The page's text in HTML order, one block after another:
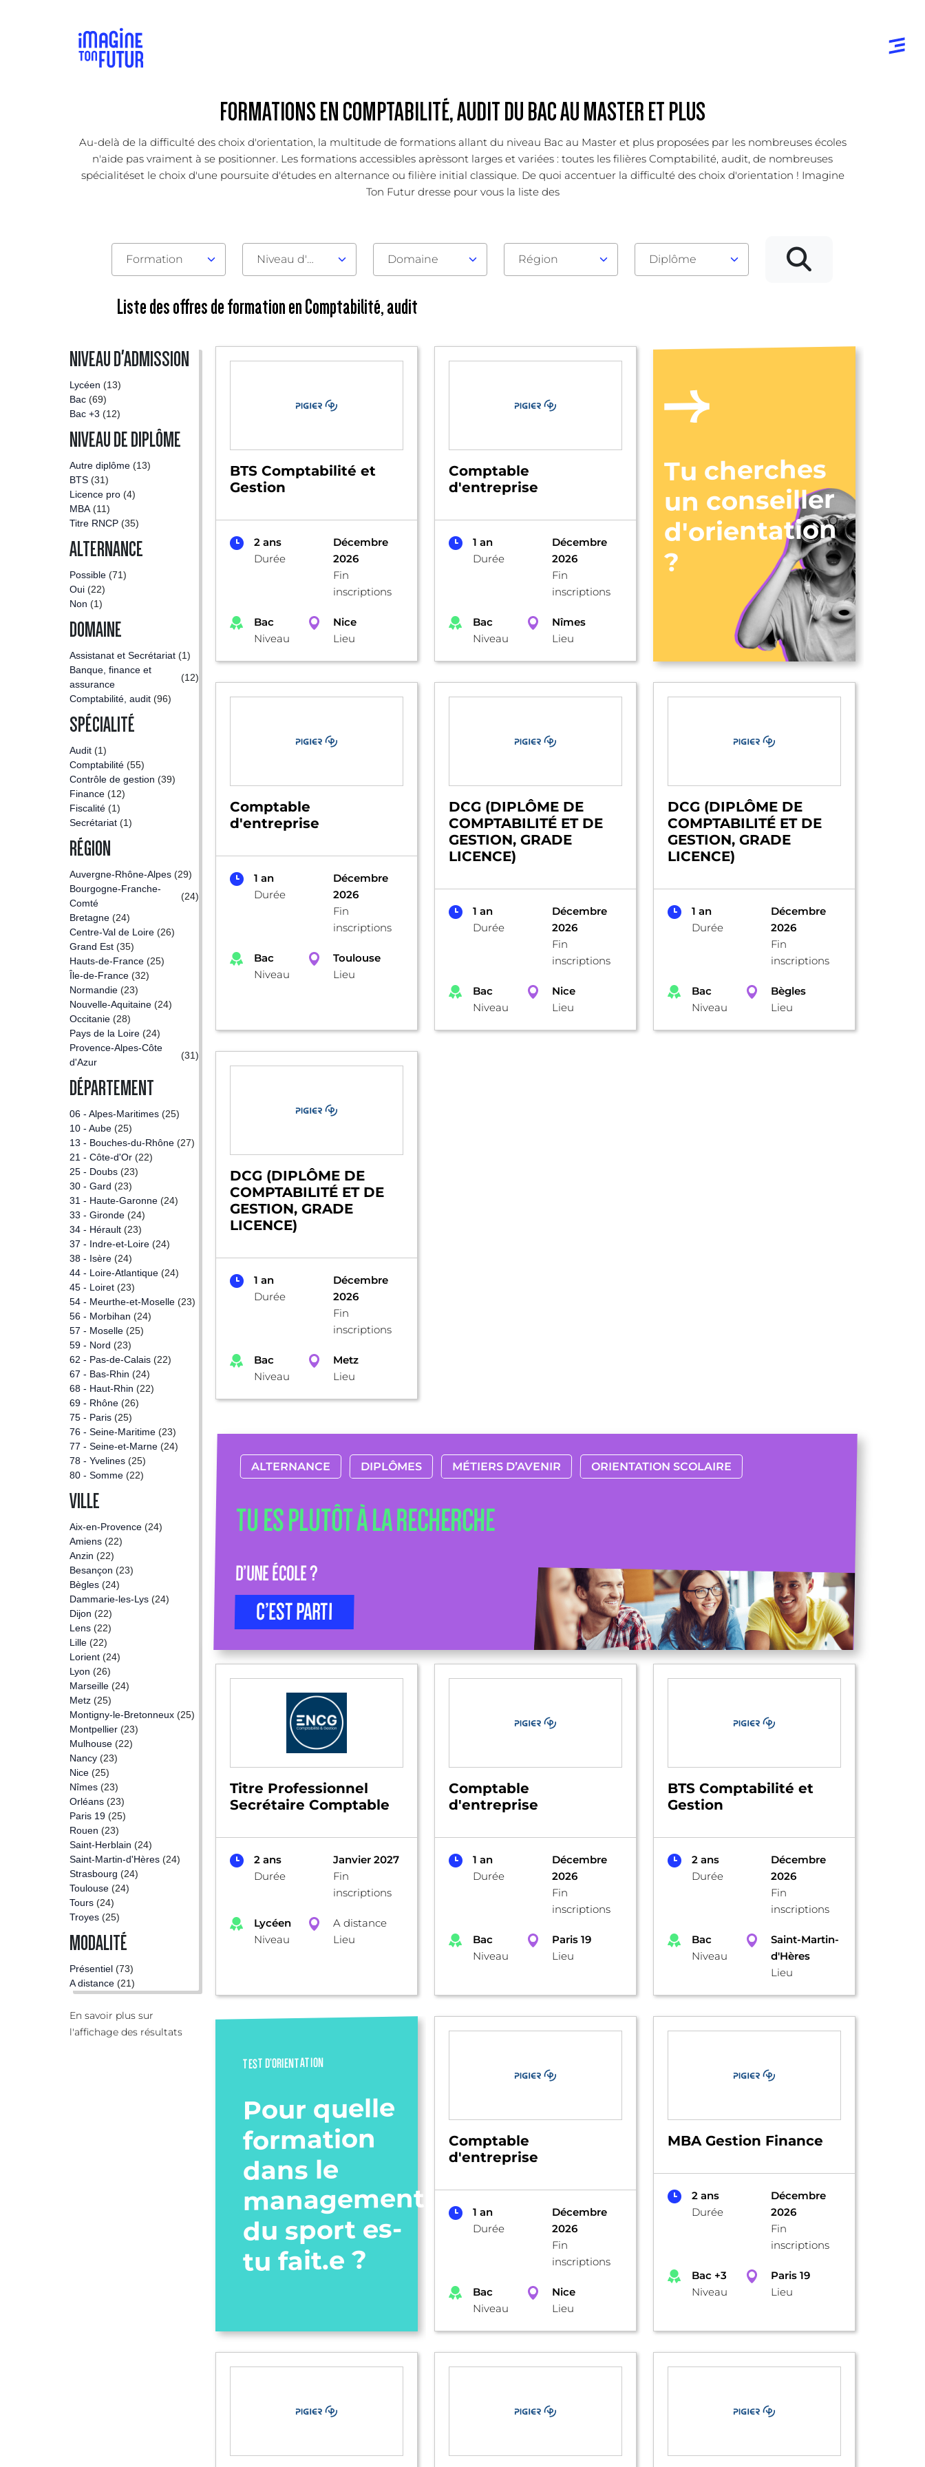
FORMATIONS EN COMPTABILITÉ, AUDIT DU BAC AU MASTER ET PLUS
Au-delà de la difficulté des choix d'orientation, la multitude de formations allant du niveau Bac au Master et plus proposées par les nombreuses écoles
n'aide pas vraiment à se positionner. Les formations accessibles aprèssont larges et variées : toutes les filières Comptabilité, audit, de nombreuses
spécialitéset le choix d'une poursuite d'études en alternance ou filière initial classique. De quoi accentuer la difficulté des choix d'orientation ! Imagine
Ton Futur dresse pour vous la liste des
Formation Niveau d'admission Domaine Région Diplôme
Liste des offres de formation en Comptabilité, audit
NIVEAU D'ADMISSION
Lycéen (13)
Bac (69)
Bac +3 (12)
NIVEAU DE DIPLÔME
Autre diplôme (13)
BTS (31)
Licence pro (4)
MBA (11)
Titre RNCP (35)
ALTERNANCE
Possible (71)
Oui (22)
Non (1)
DOMAINE
Assistanat et Secrétariat (1)
Banque, finance et
assurance
(12)
Comptabilité, audit (96)
SPÉCIALITÉ
Audit (1)
Comptabilité (55)
Contrôle de gestion (39)
Finance (12)
Fiscalité (1)
Secrétariat (1)
RÉGION
Auvergne-Rhône-Alpes (29)
Bourgogne-Franche-
Comté
(24)
Bretagne (24)
Centre-Val de Loire (26)
Grand Est (35)
Hauts-de-France (25)
Île-de-France (32)
Normandie (23)
Nouvelle-Aquitaine (24)
Occitanie (28)
Pays de la Loire (24)
Provence-Alpes-Côte
d'Azur
(31)
DÉPARTEMENT
06 - Alpes-Maritimes (25)
10 - Aube (25)
13 - Bouches-du-Rhône (27)
21 - Côte-d'Or (22)
25 - Doubs (23)
30 - Gard (23)
31 - Haute-Garonne (24)
33 - Gironde (24)
34 - Hérault (23)
37 - Indre-et-Loire (24)
38 - Isère (24)
44 - Loire-Atlantique (24)
45 - Loiret (23)
54 - Meurthe-et-Moselle (23)
56 - Morbihan (24)
57 - Moselle (25)
59 - Nord (23)
62 - Pas-de-Calais (22)
67 - Bas-Rhin (24)
68 - Haut-Rhin (22)
69 - Rhône (26)
75 - Paris (25)
76 - Seine-Maritime (23)
77 - Seine-et-Marne (24)
78 - Yvelines (25)
80 - Somme (22)
VILLE
Aix-en-Provence (24)
Amiens (22)
Anzin (22)
Besançon (23)
Bègles (24)
Dammarie-les-Lys (24)
Dijon (22)
Lens (22)
Lille (22)
Lorient (24)
Lyon (26)
Marseille (24)
Metz (25)
Montigny-le-Bretonneux (25)
Montpellier (23)
Mulhouse (22)
Nancy (23)
Nice (25)
Nîmes (23)
Orléans (23)
Paris 19 (25)
Rouen (23)
Saint-Herblain (24)
Saint-Martin-d'Hères (24)
Strasbourg (24)
Toulouse (24)
Tours (24)
Troyes (25)
MODALITÉ
Présentiel (73)
A distance (21)
En savoir plus sur
l'affichage des résultats
BTS Comptabilité et
Gestion
2 ans
Durée
Décembre
2026
Fin
inscriptions
Bac
Niveau
Nice
Lieu
Comptable
d'entreprise
1 an
Durée
Décembre
2026
Fin
inscriptions
Bac
Niveau
Nîmes
Lieu
Tu cherches
un conseiller
d'orientation
?
Comptable
d'entreprise
1 an
Durée
Décembre
2026
Fin
inscriptions
Bac
Niveau
Toulouse
Lieu
DCG (DIPLÔME DE
COMPTABILITÉ ET DE
GESTION, GRADE
LICENCE)
1 an
Durée
Décembre
2026
Fin
inscriptions
Bac
Niveau
Nice
Lieu
DCG (DIPLÔME DE
COMPTABILITÉ ET DE
GESTION, GRADE
LICENCE)
1 an
Durée
Décembre
2026
Fin
inscriptions
Bac
Niveau
Bègles
Lieu
DCG (DIPLÔME DE
COMPTABILITÉ ET DE
GESTION, GRADE
LICENCE)
1 an
Durée
Décembre
2026
Fin
inscriptions
Bac
Niveau
Metz
Lieu
ALTERNANCE DIPLÔMES MÉTIERS D’AVENIR ORIENTATION SCOLAIRE
TU ES PLUTÔT À LA RECHERCHE
D’UNE ÉCOLE ?
C’EST PARTI
Titre Professionnel
Secrétaire Comptable
2 ans
Durée
Janvier 2027
Fin
inscriptions
Lycéen
Niveau
A distance
Lieu
Comptable
d'entreprise
1 an
Durée
Décembre
2026
Fin
inscriptions
Bac
Niveau
Paris 19
Lieu
BTS Comptabilité et
Gestion
2 ans
Durée
Décembre
2026
Fin
inscriptions
Bac
Niveau
Saint-Martin-
d'Hères
Lieu
TEST D’ORIENTATION
Pour quelle
formation
dans le
management
du sport es-
tu fait.e ?
Comptable
d'entreprise
1 an
Durée
Décembre
2026
Fin
inscriptions
Bac
Niveau
Nice
Lieu
MBA Gestion Finance
2 ans
Durée
Décembre
2026
Fin
inscriptions
Bac +3
Niveau
Paris 19
Lieu